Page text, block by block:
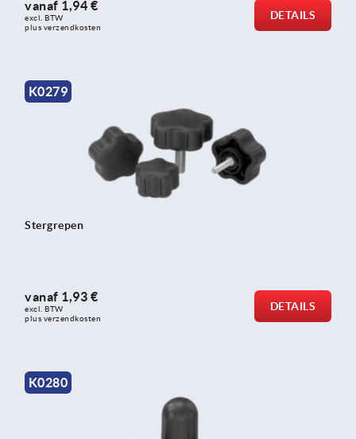
vanaf 1,94 €
excl. BTW
plus verzendkosten
DETAILS
K0279
Stergrepen
vanaf 1,93 €
excl. BTW
plus verzendkosten
DETAILS
K0280